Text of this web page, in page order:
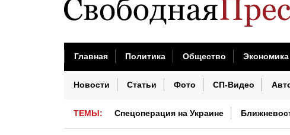
Трамп потребовал от Пентагона объяснений по
Лантратова: домой из украинского плена
В Белом доме строят военный комплекс
Американцы отдают на налоги больше, чем на
Главная Политика Общество Экономика
Бизнес сегодня Недвижимость
Новости Статьи Фото СП-Видео
ТЕМЫ: Спецоперация на Украине